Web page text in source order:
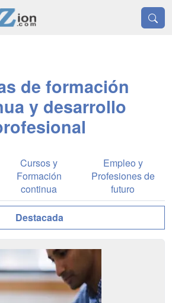
de formación
y desarrollo
Cursos y
Formación
continua
Empleo y
Profesiones de
futuro
Destacada